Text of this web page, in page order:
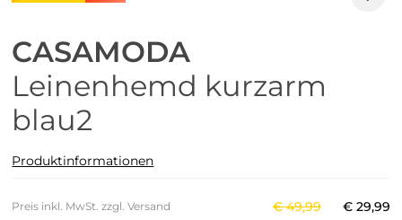
CASAMODA
Leinenhemd kurzarm
blau2
Produktinformationen
Preis inkl. MwSt. zzgl. Versand €49,99 € 29,99